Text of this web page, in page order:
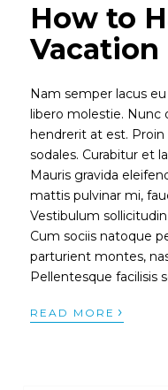
How to
Vacation
Nam semper lacus
libero molestie. Nunc
hendrerit at est.
sodales. Curabitur et
Mauris gravida
mattis pulvinar mi,
Vestibulum
Cum sociis natoque
parturient montes,
Pellentesque facilisis
READ MORE ›